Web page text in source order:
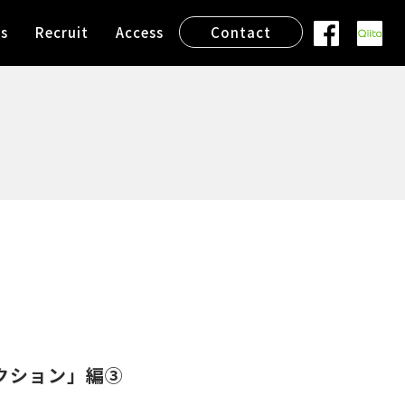
Recruit Access Contact
ション」編③